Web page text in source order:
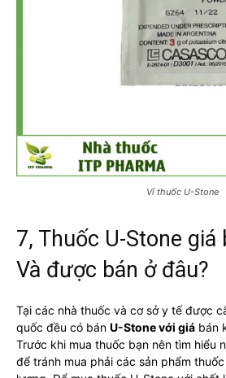
Vỉ thuốc U-Stone
7, Thuốc U-Stone giá
Và được bán ở đâu?
Tại các nhà thuốc và cơ sở y tế được
quốc đều có bán U-Stone với giá bán
Trước khi mua thuốc bạn nên tìm hiểu
để tránh mua phải các sản phẩm